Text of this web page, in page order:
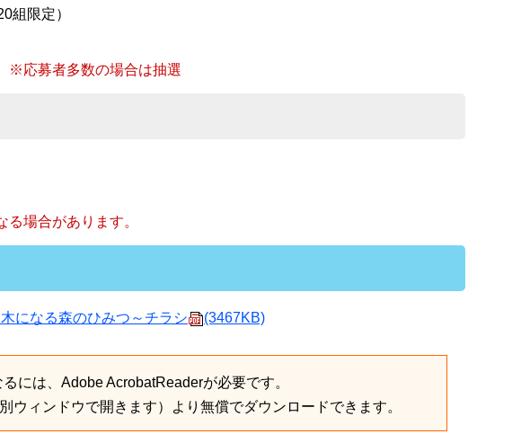
組限定）
※応募者多数の場合は抽選
場合があります。
になる森のひみつ～チラシ (3467KB)
には、Adobe AcrobatReaderが必要です。
ウィンドウで開きます）より無償でダウンロードできます。